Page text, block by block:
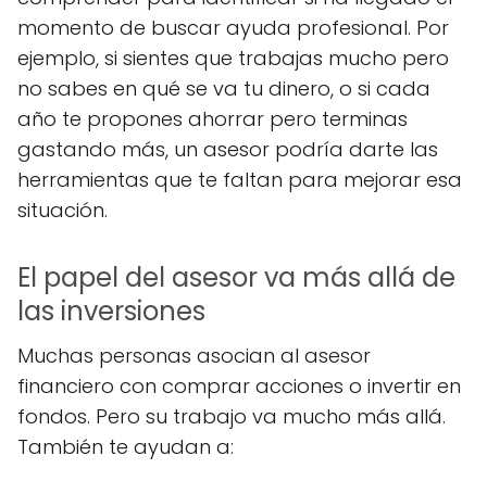
momento de buscar ayuda profesional. Por
ejemplo, si sientes que trabajas mucho pero
no sabes en qué se va tu dinero, o si cada
año te propones ahorrar pero terminas
gastando más, un asesor podría darte las
herramientas que te faltan para mejorar esa
situación.
El papel del asesor va más allá de
las inversiones
Muchas personas asocian al asesor
financiero con comprar acciones o invertir en
fondos. Pero su trabajo va mucho más allá.
También te ayudan a: